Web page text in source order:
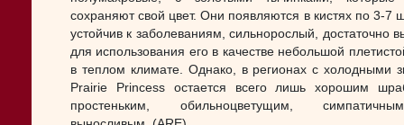
сохраняют свой цвет. Они появляются в кистях по 3-7
устойчив к заболеваниям, сильнорослый, достаточно
для использования его в качестве небольшой
в теплом климате. Однако, в регионах с холодными
Prairie Princess остается всего лишь хорошим
простеньким, обильноцветущим,